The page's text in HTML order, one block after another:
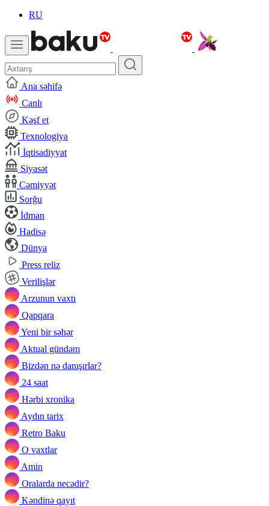
RU
Ana səhifə
Canlı
Kəşf et
Texnologiya
İqtisadiyyat
Siyasət
Cəmiyyət
Sorğu
İdman
Hadisə
Dünya
Press reliz
Verilişlər
Arzunun vaxtı
Qapqara
Yeni bir səhər
Aktual gündəm
Bizdən nə danışırlar?
24 saat
Hərbi xronika
Aydın tarix
Retro Baku
O vaxtlar
Amin
Oralarda necədir?
Kəndinə qayıt